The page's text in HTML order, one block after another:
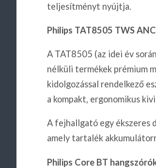
Philips TAT8505 TWS
A TAT8505 (az idei év
nélküli termékek prémium
kidolgozással rendelkező
a kompakt, ergonomikus
A fejhallgató egy ékszeres
amely tartalék
Philips Core BT